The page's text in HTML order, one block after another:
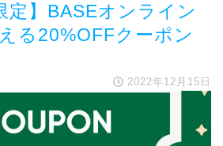
定】BASEオンライン
る20%OFFクーポン
2022年12月15日